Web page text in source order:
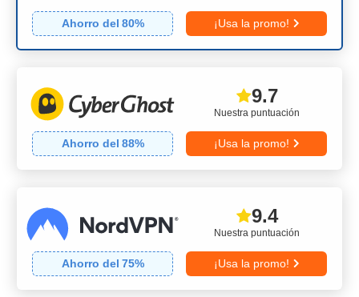
Ahorro del 80% ¡Usa la promo!
Nuestra puntuación
9.7
Ahorro del 88% ¡Usa la promo!
Nuestra puntuación
9.4
Ahorro del 75% ¡Usa la promo!